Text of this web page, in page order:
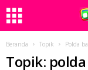
Beranda Topik Polda
Topik: